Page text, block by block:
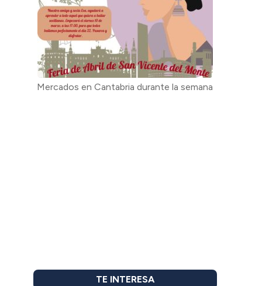
Mercados en Cantabria durante la semana
TE INTERESA